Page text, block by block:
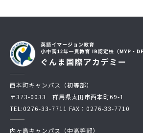
西本町キャンパス（初等部）
〒373-0033 群馬県太田市西本町69-1
TEL:0276-33-7711 FAX：0276-33-7710
内ヶ島キャンパス（中高等部）